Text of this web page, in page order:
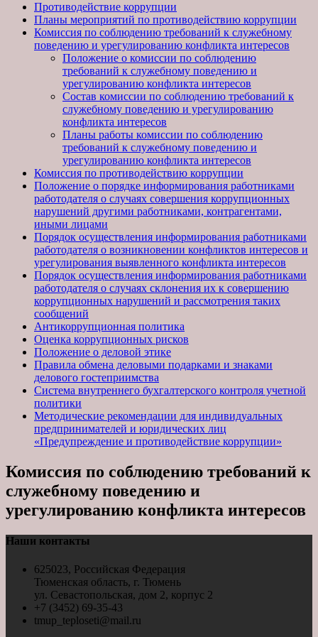
Противодействие коррупции
Планы мероприятий по противодействию коррупции
Комиссия по соблюдению требований к служебному
поведению и урегулированию конфликта интересов
Положение о комиссии по соблюдению
требований к служебному поведению и
урегулированию конфликта интересов
Состав комиссии по соблюдению требований к
служебному поведению и урегулированию
конфликта интересов
Планы работы комиссии по соблюдению
требований к служебному поведению и
урегулированию конфликта интересов
Комиссия по противодействию коррупции
Положение о порядке информирования работниками
работодателя о случаях совершения коррупционных
нарушений другими работниками, контрагентами,
иными лицами
Порядок осуществления информирования работниками
работодателя о возникновении конфликтов интересов и
урегулирования выявленного конфликта интересов
Порядок осуществления информирования работниками
работодателя о случаях склонения их к совершению
коррупционных нарушений и рассмотрения таких
сообщений
Антикоррупционная политика
Оценка коррупционных рисков
Положение о деловой этике
Правила обмена деловыми подарками и знаками
делового гостеприимства
Система внутреннего бухгалтерского контроля учетной
политики
Методические рекомендации для индивидуальных
предпринимателей и юридических лиц
«Предупреждение и противодействие коррупции»
Комиссия по соблюдению требований к
служебному поведению и
урегулированию конфликта интересов
Наши контакты
625023, Российская Федерация
Тюменская область, г. Тюмень
ул. Севастопольская, дом 2, корпус 2
+7 (3452) 69-35-43
tmup_teploseti@mail.ru